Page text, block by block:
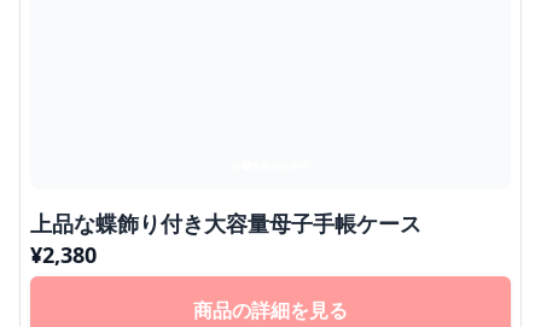
上品な蝶飾り付き大容量母子手帳ケース
¥2,380
商品の詳細を見る